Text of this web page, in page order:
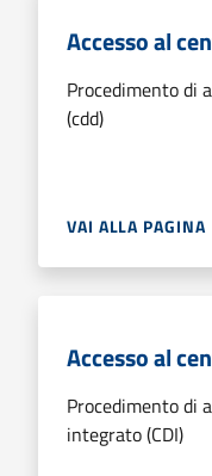
Accesso al
Procedimento di
(cdd)
VAI ALLA PAGINA
Accesso al
Procedimento di
integrato (CDI)